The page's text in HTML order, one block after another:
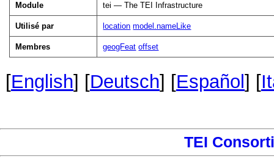
Module tei — The TEI Infrastructure
Utilisé par location model.nameLike
Membres geogFeat offset
[English] [Deutsch] [Español ] [
TEI